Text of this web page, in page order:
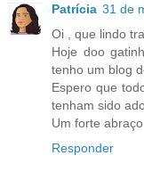
Patrícia 31 de
Oi , que lindo
Hoje doo
tenho um blog
Espero que
tenham sido
Um forte abraço
Responder